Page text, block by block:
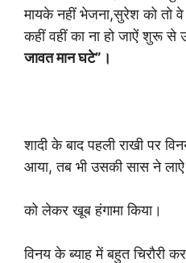
मायके नहीं भेजना,सुरेश को तो
कहीं वहीं का ना हो जाऐं शुरू से
जावत मान घटे”।
शादी के बाद पहली राखी पर
आया, तब भी उसकी सास ने लाऐ
को लेकर खूब हंगामा किया।
विनय के ब्याह में बहुत चिरौरी